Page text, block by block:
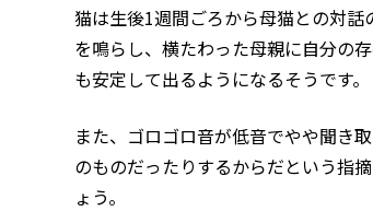
猫は生後1週間ごろから母猫との対
を鳴らし、横たわった母親に自分の
も安定して出るようになるそうです。
また、ゴロゴロ音が低音でやや聞き
のものだったりするからだという指
ょう。